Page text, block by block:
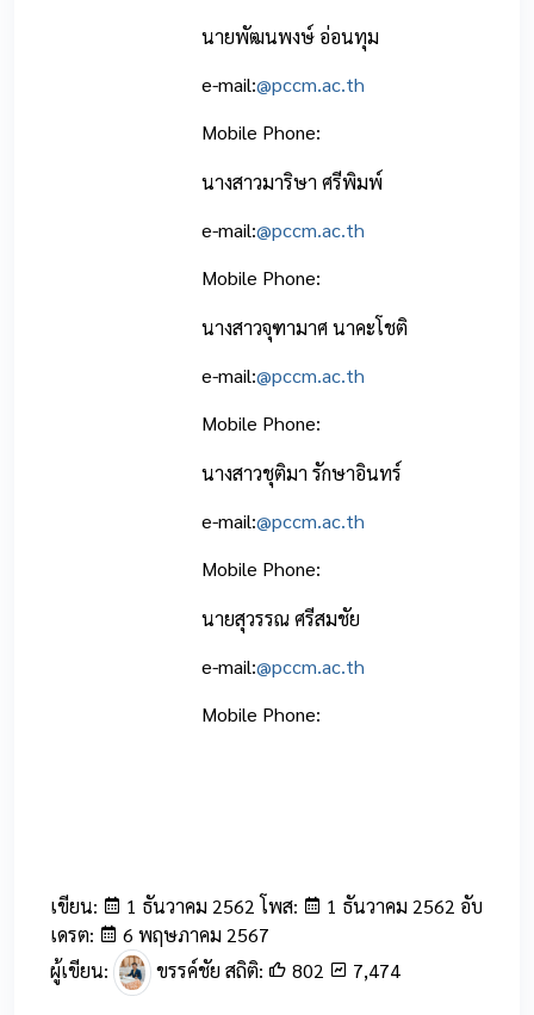
นายพัฒนพงษ์ อ่อนทุม
e-mail:@pccm.ac.th
Mobile Phone:
นางสาวมาริษา ศรีพิมพ์
e-mail:@pccm.ac.th
Mobile Phone:
นางสาวจุฑามาศ นาคะโชติ
e-mail:@pccm.ac.th
Mobile Phone:
นางสาวชุติมา รักษาอินทร์
e-mail:@pccm.ac.th
Mobile Phone:
นายสุวรรณ ศรีสมชัย
e-mail:@pccm.ac.th
Mobile Phone:
เขียน: 1 ธันวาคม 2562 โพส:
1 ธันวาคม 2562 อับ
เดรต:
6 พฤษภาคม 2567
ผู้เขียน:
ขรรค์ชัย สถิติ: 802 7,474